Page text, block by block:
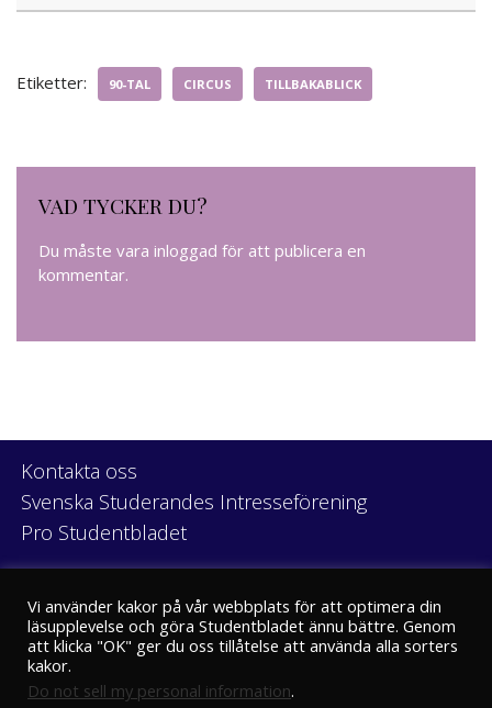
Etiketter: 90-TAL CIRCUS TILLBAKABLICK
VAD TYCKER DU?
Du måste vara inloggad för att publicera en
kommentar.
Kontakta oss
Svenska Studerandes Intresseförening
Pro Studentbladet
Vi använder kakor på vår webbplats för att optimera din
läsupplevelse och göra Studentbladet ännu bättre. Genom
att klicka "OK" ger du oss tillåtelse att använda alla sorters
kakor.
Do not sell my personal information.